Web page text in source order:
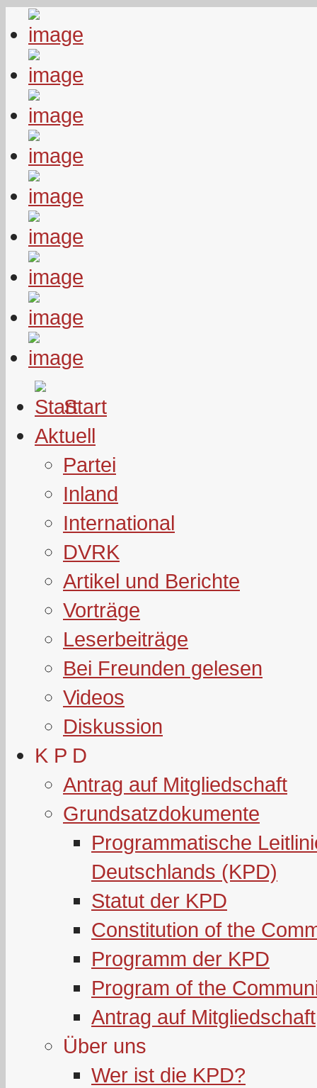
Start
Aktuell
Partei
Inland
International
DVRK
Artikel und Berichte
Vorträge
Leserbeiträge
Bei Freunden gelesen
Videos
Diskussion
K P D
Antrag auf Mitgliedschaft
Grundsatzdokumente
Programmatische
Deutschlands (KPD)
Statut der KPD
Constitution of the
Programm der KPD
Program of the
Antrag auf Mitgliedschaft
Über uns
Wer ist die KPD?